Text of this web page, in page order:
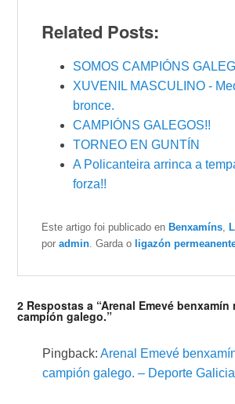
Related Posts:
SOMOS CAMPIÓNS
XUVENIL MASCULINO -
bronce.
CAMPIÓNS GALEGOS!!
TORNEO EN GUNTÍN
A Policanteira arrinca a
forza!!
Este artigo foi publicado en Benxamíns
poradmin . Garda o ligazón
2 Respostas a “Arenal Emevé benxamín
campión galego.”
Pingback:Arenal Emevé
campión galego. – Deporte Galicia